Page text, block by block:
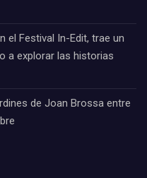
el Festival In-Edit, trae un
a explorar las historias
de Joan Brossa entre